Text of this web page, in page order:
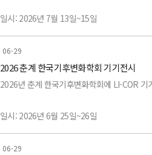
일시: 2026년 7월 13일~15일
장소: 공주 아트센터 고마
전시품목:
-LI-6800 (광합성측정기)
-LI-600PF (기공전도도/형광 측정기)
2026 춘계 한국기후변화학회 기기전시
2026년 춘계 한국기후변화학회에 LI-COR
일시: 2026년 6월 25일~26일
장소: 세종대학교 대양AI센터
06-29
06-29